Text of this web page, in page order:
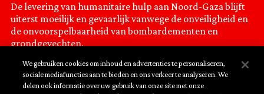
De levering van humanitaire hulp aan Noord-Gaza blijft
uiterst moeilijk en gevaarlijk vanwege de onveiligheid en
de onvoorspelbaarheid van bombardementen en
grondgevechten.
We gebruiken cookies om inhoud en advertenties te personaliseren,
sociale mediafuncties aan te bieden en ons verkeer te analyseren. We
delen ook informatie over uw gebruik van onze site met onze